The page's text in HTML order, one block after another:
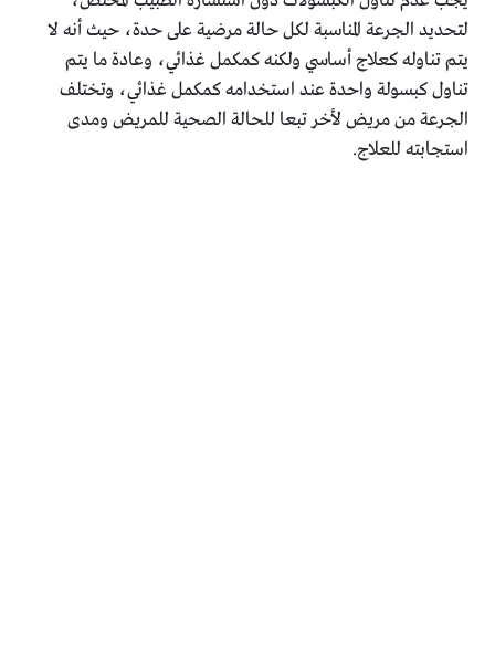
لتحديد الجرعة المناسبة لكل حالة مرضية على حدة، حيث أنه لا
يتم تناوله كعلاج أساسي ولكنه كمكمل غذائي، وعادة ما يتم
تناول كبسولة واحدة عند استخدامه كمكمل غذائي، وتختلف
الجرعة من مريض لأخر تبعا للحالة الصحية للمريض ومدى
استجابته للعلاج.